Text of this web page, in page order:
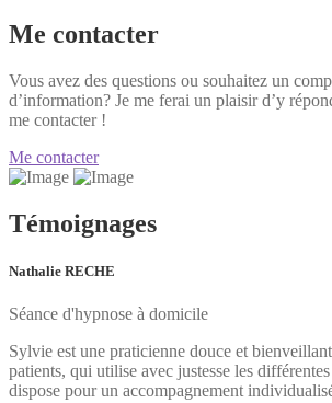
Me contacter
Vous avez des questions ou souhaitez un
d’information? Je me ferai un plaisir d’y
me contacter !
Me contacter
Témoignages
Nathalie RECHE
Séance d'hypnose à domicile
Sylvie est une praticienne douce et
patients, qui utilise avec justesse les
dispose pour un accompagnement